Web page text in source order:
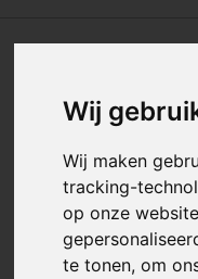
Wij
Wij maken
tracking-
op onze
te tonen, om
Artikelnummer: 134299